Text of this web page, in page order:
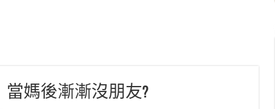
當媽後漸漸沒朋友?